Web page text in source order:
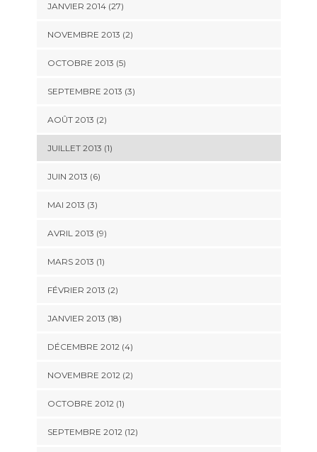
JANVIER 2014 (27)
NOVEMBRE 2013 (2)
OCTOBRE 2013 (5)
SEPTEMBRE 2013 (3)
AOÛT 2013 (2)
JUILLET 2013 (1)
JUIN 2013 (6)
MAI 2013 (3)
AVRIL 2013 (9)
MARS 2013 (1)
FÉVRIER 2013 (2)
JANVIER 2013 (18)
DÉCEMBRE 2012 (4)
NOVEMBRE 2012 (2)
OCTOBRE 2012 (1)
SEPTEMBRE 2012 (12)